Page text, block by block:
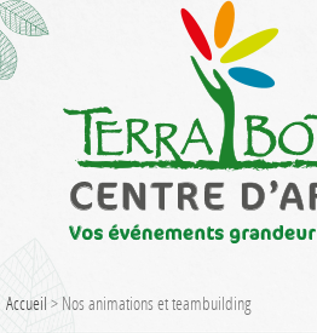
Accueil > Nos animations et teambuilding